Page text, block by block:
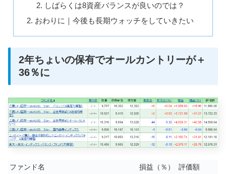
しばらくは8資産バランスが良いのでは？
おわりに｜今後も長期ウォッチをしていきたい
2年ちょいの保有でオールカントリーが＋
36％に
ファンド名 損益（％）
評価額